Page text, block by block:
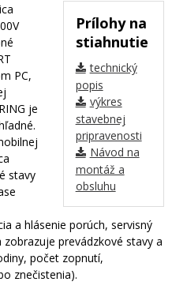
Prílohy na
stiahnutie
technický
popis
výkres
stavebnej
pripravenosti
Návod na
montáž a
obsluhu
PC,
je
stavy
a hlásenie porúch, servisný
prevádzkové stavy a
počet zopnutí,
znečistenia).